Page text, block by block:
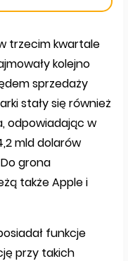
trzecim kwartale
kolejno
sprzedaży
stały się również
odpowiadając w
mld dolarów
grona
także Apple i
funkcje
przy takich